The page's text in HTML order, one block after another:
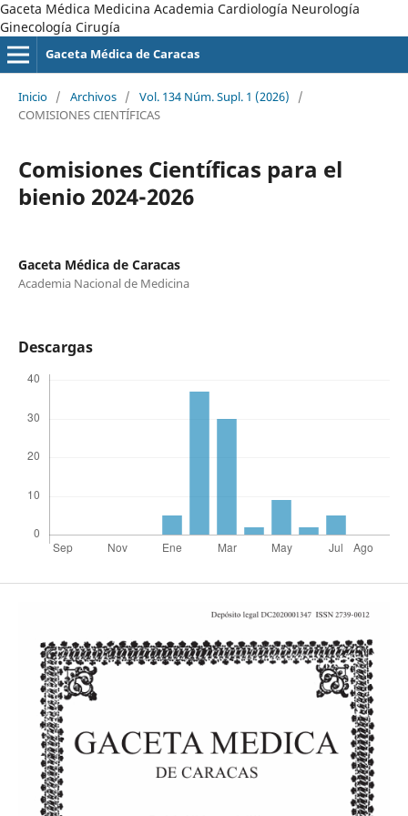
Gaceta Médica Medicina Academia Cardiología Neurología
Ginecología Cirugía
Gaceta Médica de Caracas
Inicio / Archivos / Vol. 134 Núm. Supl. 1 (2026)
/
COMISIONES CIENTÍFICAS
Comisiones Científicas para el
bienio 2024-2026
Gaceta Médica de Caracas
Academia Nacional de Medicina
Descargas